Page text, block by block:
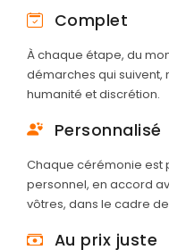
Complet
À chaque étape, du
démarches qui
humanité et discrétion.
Personnalisé
Chaque cérémonie est
personnel, en accord
vôtres, dans le cadre
Au prix juste